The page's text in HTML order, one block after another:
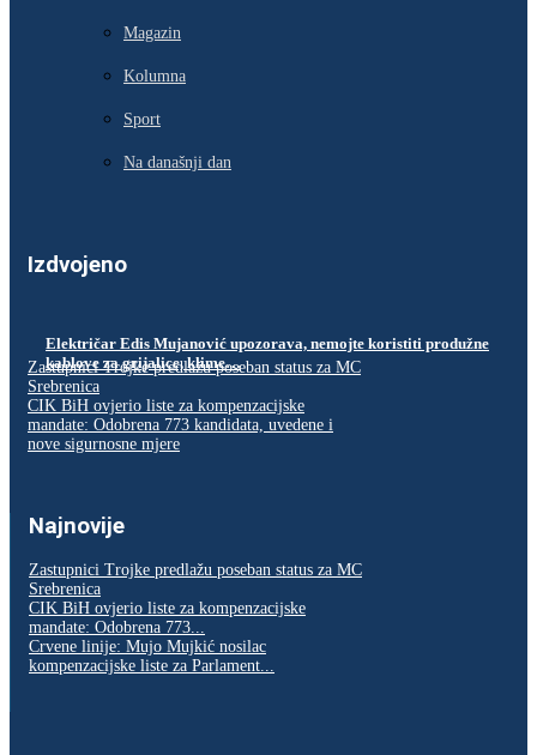
Magazin
Kolumna
Sport
Na današnji dan
Izdvojeno
Električar Edis Mujanović upozorava, nemojte koristiti produžne
kablove za grijalice, klime…
Zastupnici Trojke predlažu poseban status za MC
Srebrenica
CIK BiH ovjerio liste za kompenzacijske
mandate: Odobrena 773 kandidata, uvedene i
nove sigurnosne mjere
Najnovije
Zastupnici Trojke predlažu poseban status za MC
Srebrenica
CIK BiH ovjerio liste za kompenzacijske
mandate: Odobrena 773...
Crvene linije: Mujo Mujkić nosilac
kompenzacijske liste za Parlament...